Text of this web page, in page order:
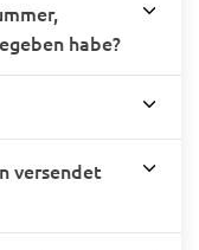
habe?
versendet